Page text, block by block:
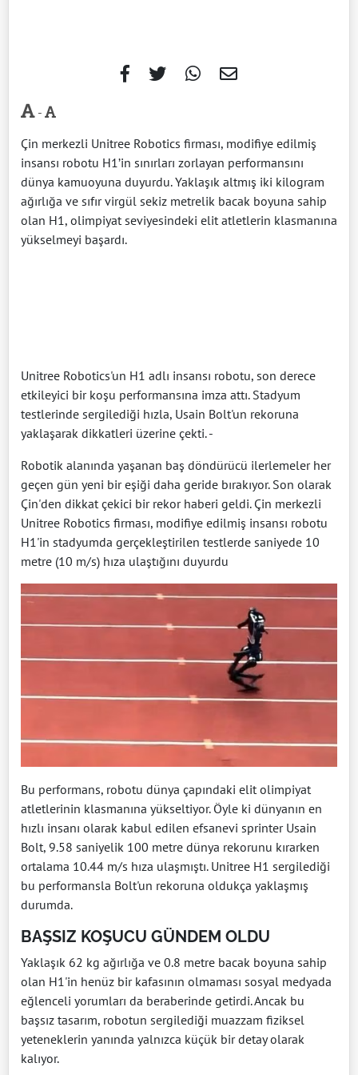
-
Çin merkezli Unitree Robotics firması, modifiye edilmiş
insansı robotu H1’in sınırları zorlayan performansını
dünya kamuoyuna duyurdu. Yaklaşık altmış iki kilogram
ağırlığa ve sıfır virgül sekiz metrelik bacak boyuna sahip
olan H1, olimpiyat seviyesindeki elit atletlerin klasmanına
yükselmeyi başardı.
Unitree Robotics'un H1 adlı insansı robotu, son derece
etkileyici bir koşu performansına imza attı. Stadyum
testlerinde sergilediği hızla, Usain Bolt'un rekoruna
yaklaşarak dikkatleri üzerine çekti. -
Robotik alanında yaşanan baş döndürücü ilerlemeler her
geçen gün yeni bir eşiği daha geride bırakıyor. Son olarak
Çin'den dikkat çekici bir rekor haberi geldi. Çin merkezli
Unitree Robotics firması, modifiye edilmiş insansı robotu
H1'in stadyumda gerçekleştirilen testlerde saniyede 10
metre (10 m/s) hıza ulaştığını duyurdu
Bu performans, robotu dünya çapındaki elit olimpiyat
atletlerinin klasmanına yükseltiyor. Öyle ki dünyanın en
hızlı insanı olarak kabul edilen efsanevi sprinter Usain
Bolt, 9.58 saniyelik 100 metre dünya rekorunu kırarken
ortalama 10.44 m/s hıza ulaşmıştı. Unitree H1 sergilediği
bu performansla Bolt'un rekoruna oldukça yaklaşmış
durumda.
BAŞSIZ KOŞUCU GÜNDEM OLDU
Yaklaşık 62 kg ağırlığa ve 0.8 metre bacak boyuna sahip
olan H1'in henüz bir kafasının olmaması sosyal medyada
eğlenceli yorumları da beraberinde getirdi. Ancak bu
başsız tasarım, robotun sergilediği muazzam fiziksel
yeteneklerin yanında yalnızca küçük bir detay olarak
kalıyor.